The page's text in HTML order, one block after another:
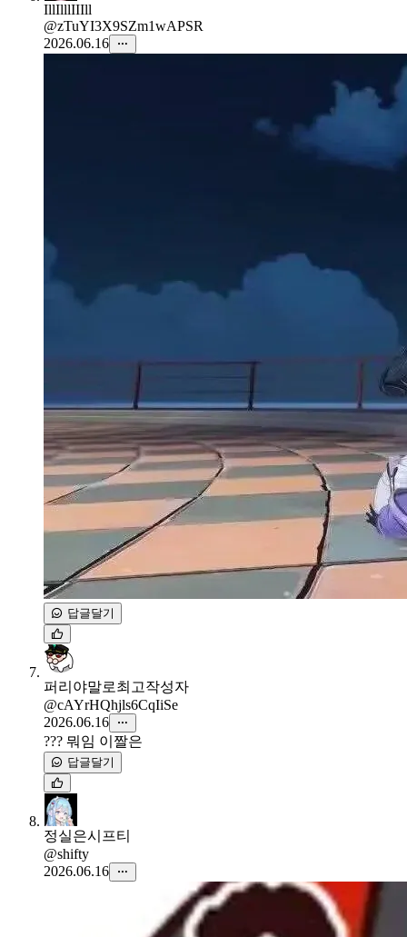
IllIlllIIIll
@zTuYI3X9SZm1wAPSR
2026.06.16
답글달기
퍼리야말로최고작성자
@cAYrHQhjls6CqIiSe
2026.06.16
??? 뭐임 이짤은
답글달기
정실은시프티
@shifty
2026.06.16